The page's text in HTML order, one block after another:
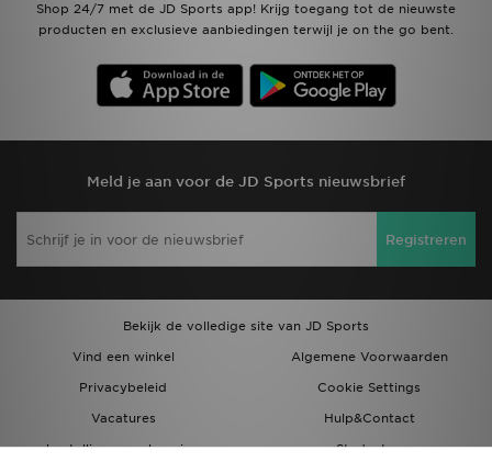
Shop 24/7 met de JD Sports app! Krijg toegang tot de nieuwste
producten en exclusieve aanbiedingen terwijl je on the go bent.
Meld je aan voor de JD Sports nieuwsbrief
Registreren
Bekijk de volledige site van JD Sports
Vind een winkel
Algemene Voorwaarden
Privacybeleid
Cookie Settings
Vacatures
Hulp&Contact
bestellingen en levering
Studenten